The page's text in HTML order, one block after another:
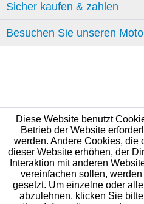
Sicher kaufen & zahlen
Besuchen Sie unseren
Diese Website benutzt
Betrieb der Website
werden. Andere Cookies, die
dieser Website erhöhen, der
Interaktion mit anderen
vereinfachen sollen,
gesetzt. Um einzelne oder
abzulehnen, klicken Sie